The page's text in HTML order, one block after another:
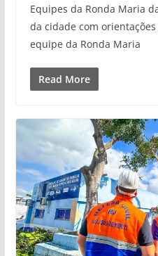
Equipes da Ronda Maria
da cidade com
equipe da Ronda Maria
Read More